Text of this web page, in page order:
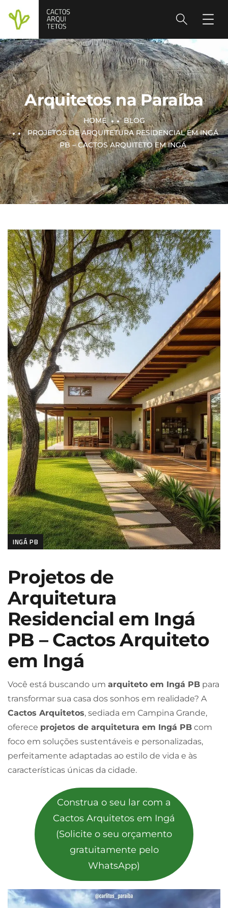
Arquitetos na Paraíba
HOME
BLOG
PROJETOS DE ARQUITETURA RESIDENCIAL EM INGÁ
PB – CACTOS ARQUITETO EM INGÁ
INGÁ PB
Projetos de
Arquitetura
Residencial em Ingá
PB – Cactos Arquiteto
em Ingá
Você está buscando um arquiteto em Ingá PB para
transformar sua casa dos sonhos em realidade? A
Cactos Arquitetos, sediada em Campina Grande,
oferece projetos de arquitetura em Ingá PB com
foco em soluções sustentáveis e personalizadas,
perfeitamente adaptadas ao estilo de vida e às
características únicas da cidade.
Construa o seu lar com a
Cactos Arquitetos em Ingá
(Solicite o seu orçamento
gratuitamente pelo
WhatsApp)